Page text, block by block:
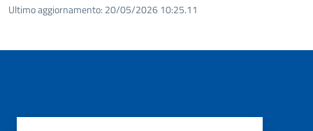
Ultimo aggiornamento: 20/05/2026 10:25.11